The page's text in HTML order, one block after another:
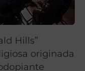
Hills”
originada